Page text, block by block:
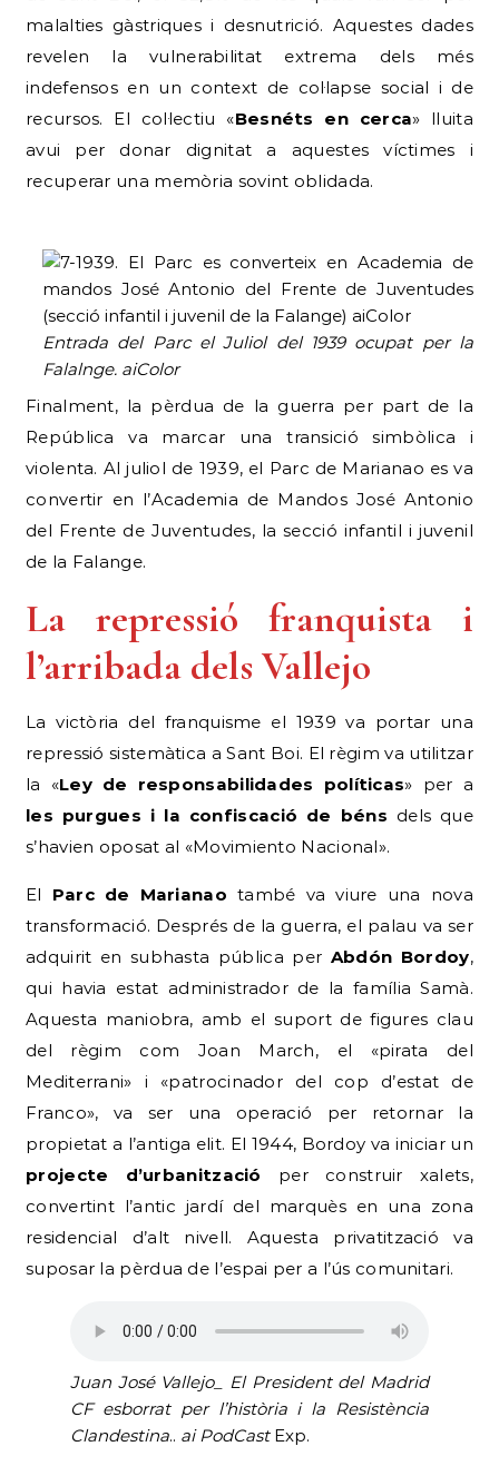
malalties gàstriques i desnutrició. Aquestes dades
revelen la vulnerabilitat extrema dels més
indefensos en un context de col·lapse social i de
recursos. El col·lectiu «Besnéts en cerca» lluita
avui per donar dignitat a aquestes víctimes i
recuperar una memòria sovint oblidada.
Entrada del Parc el Juliol del 1939 ocupat per la
Falalnge. aiColor
Finalment, la pèrdua de la guerra per part de la
República va marcar una transició simbòlica i
violenta. Al juliol de 1939, el Parc de Marianao es va
convertir en l’Academia de Mandos José Antonio
del Frente de Juventudes, la secció infantil i juvenil
de la Falange.
La repressió franquista i
l’arribada dels Vallejo
La victòria del franquisme el 1939 va portar una
repressió sistemàtica a Sant Boi. El règim va utilitzar
la «Ley de responsabilidades políticas» per a
les purgues i la confiscació de béns dels que
s’havien oposat al «Movimiento Nacional».
El Parc de Marianaotambé va viure una nova
transformació. Després de la guerra, el palau va ser
adquirit en subhasta pública per Abdón Bordoy,
qui havia estat administrador de la família Samà.
Aquesta maniobra, amb el suport de figures clau
del règim com Joan March, el «pirata del
Mediterrani» i «patrocinador del cop d’estat de
Franco», va ser una operació per retornar la
propietat a l’antiga elit. El 1944, Bordoy va iniciar un
projecte d’urbanització per construir xalets,
convertint l’antic jardí del marquès en una zona
residencial d’alt nivell. Aquesta privatització va
suposar la pèrdua de l’espai per a l’ús comunitari.
Juan José Vallejo_ El President del Madrid
CF esborrat per l’història i la Resistència
Clandestina.. ai PodCastExp.